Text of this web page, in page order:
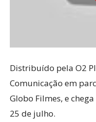
Distribuído pela O2
Comunicação em
Globo Filmes, e
25 de julho.